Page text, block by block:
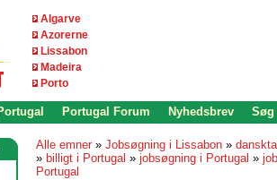
Algarve
Azorerne
Lissabon
Madeira
Porto
Portugal Forum Nyhedsbrev Søg
Alle emner » Jobsøgning i Lissabon »
» billigt i Portugal » jobsøgning i Portugal »
Portugal